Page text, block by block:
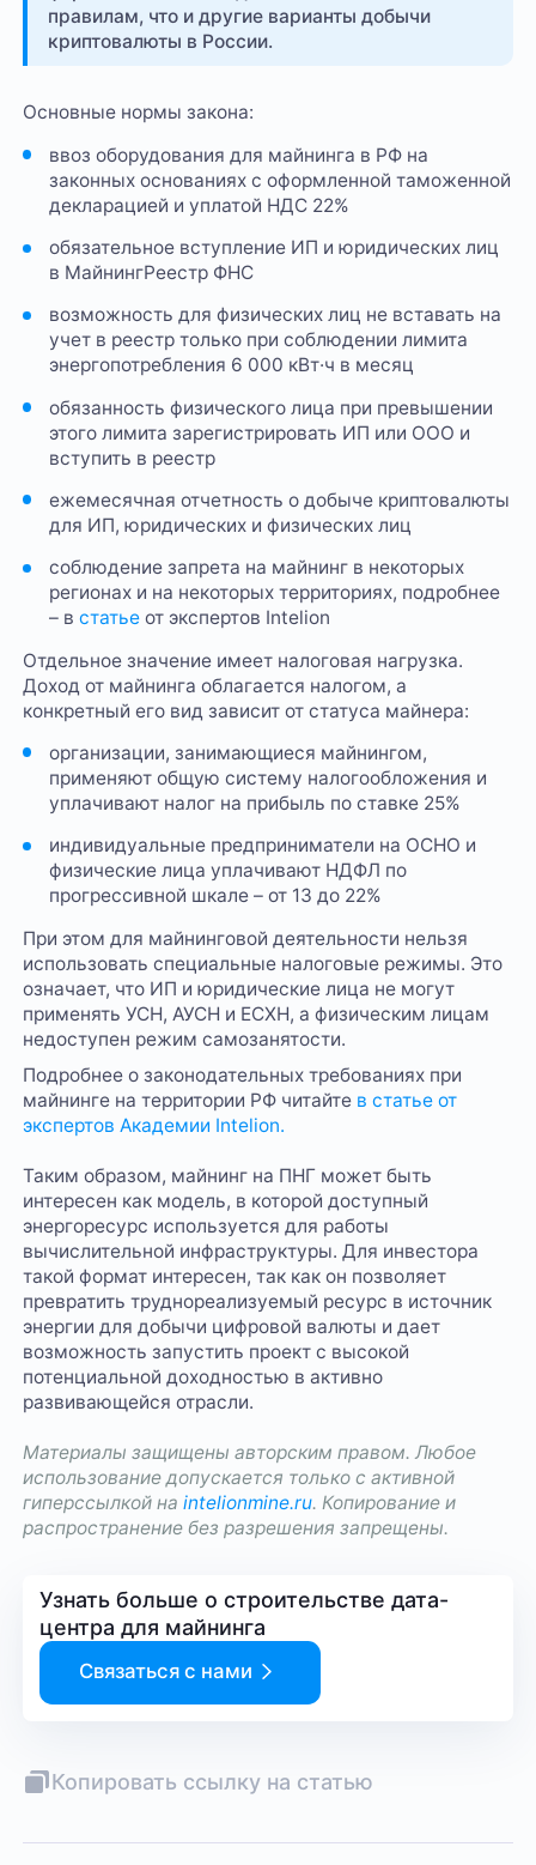
правилам, что и другие варианты добычи
криптовалюты в России.
Основные нормы закона:
ввоз оборудования для майнинга в РФ на
законных основаниях с оформленной таможенной
декларацией и уплатой НДС 22%
обязательное вступление ИП и юридических лиц
в МайнингРеестр ФНС
возможность для физических лиц не вставать на
учет в реестр только при соблюдении лимита
энергопотребления 6 000 кВт·ч в месяц
обязанность физического лица при превышении
этого лимита зарегистрировать ИП или ООО и
вступить в реестр
ежемесячная отчетность о добыче криптовалюты
для ИП, юридических и физических лиц
соблюдение запрета на майнинг в некоторых
регионах и на некоторых территориях, подробнее
– в статьеот экспертов Intelion
Отдельное значение имеет налоговая нагрузка.
Доход от майнинга облагается налогом, а
конкретный его вид зависит от статуса майнера:
организации, занимающиеся майнингом,
применяют общую систему налогообложения и
уплачивают налог на прибыль по ставке 25%
индивидуальные предприниматели на ОСНО и
физические лица уплачивают НДФЛ по
прогрессивной шкале – от 13 до 22%
При этом для майнинговой деятельности нельзя
использовать специальные налоговые режимы. Это
означает, что ИП и юридические лица не могут
применять УСН, АУСН и ЕСХН, а физическим лицам
недоступен режим самозанятости.
Подробнее о законодательных требованиях при
майнинге на территории РФ читайте в статье от
экспертов Академии Intelion.
Таким образом, майнинг на ПНГ может быть
интересен как модель, в которой доступный
энергоресурс используется для работы
вычислительной инфраструктуры. Для инвестора
такой формат интересен, так как он позволяет
превратить труднореализуемый ресурс в источник
энергии для добычи цифровой валюты и дает
возможность запустить проект с высокой
потенциальной доходностью в активно
развивающейся отрасли.
Материалы защищены авторским правом. Любое
использование допускается только с активной
гиперссылкой наintelionmine.ru. Копирование и
распространение без разрешения запрещены.
Узнать больше о строительстве дата-
центра для майнинга
Связаться с нами
Копировать ссылку на статью